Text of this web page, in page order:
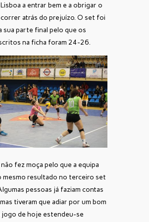
a entrar bem e a obrigar o
correr atrás do prejuízo. O set foi
sua parte final pelo que os
na ficha foram 24-26.
fez moça pelo que a equipa
mesmo resultado no terceiro set
pessoas já faziam contas
tiveram que adiar por um bom
jogo de hoje estendeu-se